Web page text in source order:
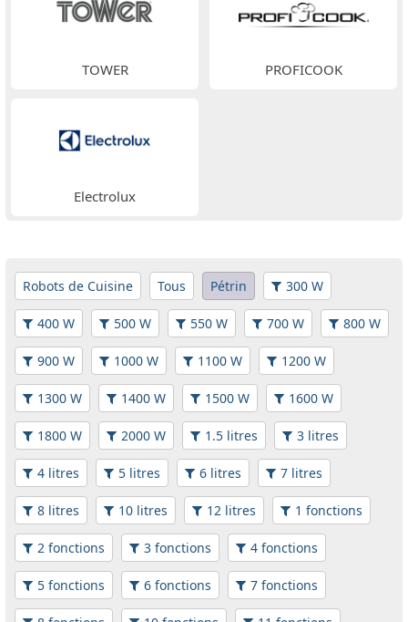
TOWER PROFICOOK
Electrolux
Robots de Cuisine Tous Pétrin 300 W
400 W 500 W 550 W 700 W 800 W
900 W 1000 W 1100 W 1200 W
1300 W 1400 W 1500 W 1600 W
1800 W 2000 W 1.5 litres 3 litres
4 litres 5 litres 6 litres 7 litres
8 litres 10 litres 12 litres 1 fonctions
2 fonctions 3 fonctions 4 fonctions
5 fonctions 6 fonctions 7 fonctions